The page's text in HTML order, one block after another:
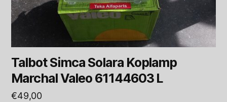
Talbot Simca Solara Koplamp
Marchal Valeo 61144603 L
€49,00